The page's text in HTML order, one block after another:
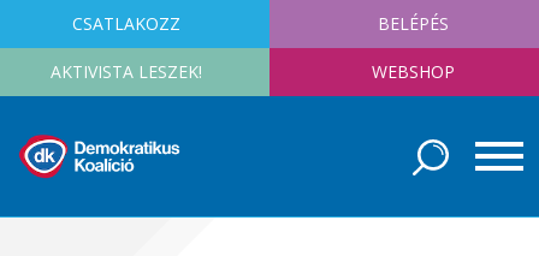
CSATLAKOZZ BELÉPÉS
AKTIVISTA LESZEK! WEBSHOP